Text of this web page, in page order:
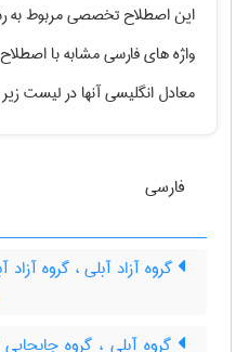
این اصطلاح تخصصی مربوط به
واژه های فارسی مشابه با
معادل انگلیسی آنها در لیست
فارسی
گروه آزاد آبلی ، گروه آزاد
گروه آبلی ، گروه